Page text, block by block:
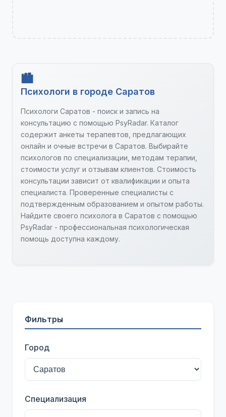
Фильтры
Город
Специализация
Психологи в городе Саратов
Психологи Саратов - поиск и запись на
консультацию с помощью PsyRadar. Каталог
содержит анкеты терапевтов, предлагающих
онлайн и очные встречи в Саратов. Выбирайте
психологов по специализации, методам терапии,
стоимости услуг и отзывам клиентов. Стоимость
консультации зависит от квалификации и опыта
специалиста. Проверенные специалисты с
подтвержденным образованием и опытом работы.
Найдите своего психолога в Саратов с помощью
PsyRadar - профессиональная психологическая
помощь доступна каждому.